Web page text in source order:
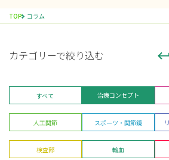
病院概要
採用情報
医療関係者の方へ
スポーツ班
はちやの治療・手術について
TOP コラム
カテゴリーで絞り込む
すべて 治療コンセプト
人工関節 スポーツ・関節鏡
検査部 輸血